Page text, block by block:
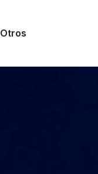
Otros